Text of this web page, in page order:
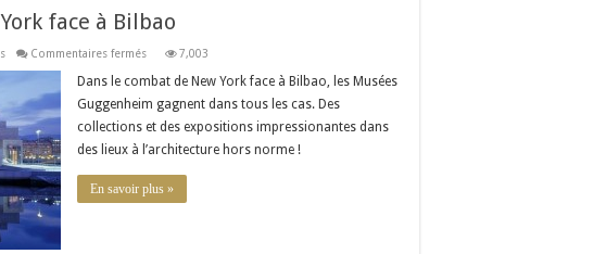
face à Bilbao
Commentaires ferméssur
Guggenheim
New
face
à
Bilbao
7,003
Dans le combat de New York face à Bilbao, les Musées
Guggenheim gagnent dans tous les cas. Des
collections et des expositions impressionantes dans
des lieux à l’architecture hors norme !
En savoir plus »